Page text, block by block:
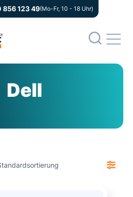
856 123 49(Mo-Fr, 10 - 18 Uhr)
Dell